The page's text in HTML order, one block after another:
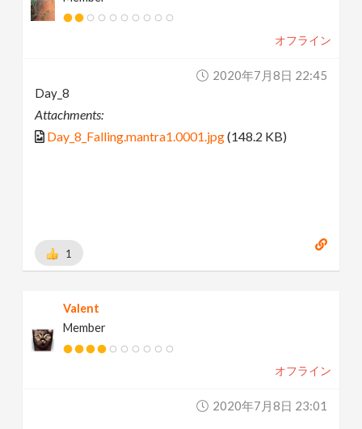
オフライン
2020年7月8日 22:45
Day_8
Attachments:
Day_8_Falling.mantra1.0001.jpg(148.2 KB)
1
Valent
Member
オフライン
2020年7月8日 23:01